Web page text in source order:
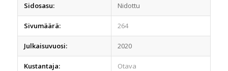
Sidosasu: Nidottu
Sivumäärä: 264
Julkaisuvuosi: 2020
Kustantaja: Otava